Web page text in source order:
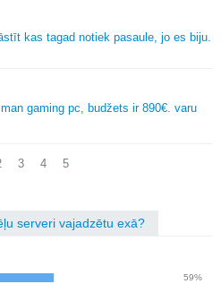
kas tagad notiek pasaule, jo es biju.
gaming pc, budžets ir 890€. varu
3 4 5
serveri vajadzētu exā?
59%